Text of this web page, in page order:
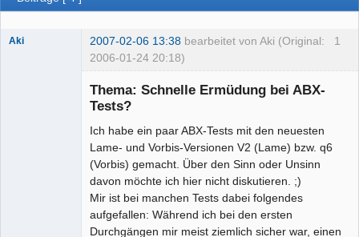
1
Aki 2007-02-06 13:38 bearbeitet von Aki (Original:
2006-01-24 20:18)
Thema: Schnelle Ermüdung bei ABX-
Tests?
Ich habe ein paar ABX-Tests mit den neuesten
Lame- und Vorbis-Versionen V2 (Lame) bzw. q6
(Vorbis) gemacht. Über den Sinn oder Unsinn
davon möchte ich hier nicht diskutieren. ;)
Mir ist bei manchen Tests dabei folgendes
aufgefallen: Während ich bei den ersten
Durchgängen mir meist ziemlich sicher war, einen